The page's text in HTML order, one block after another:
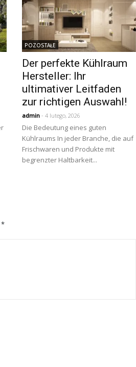
POZOSTAŁE
Der perfekte Kühlraum
Hersteller: Ihr
ultimativer Leitfaden
zur richtigen Auswahl!
admin- 4 lutego, 2026
Die Bedeutung eines guten
Kühlraums In jeder Branche, die auf
Frischwaren und Produkte mit
begrenzter Haltbarkeit...
*